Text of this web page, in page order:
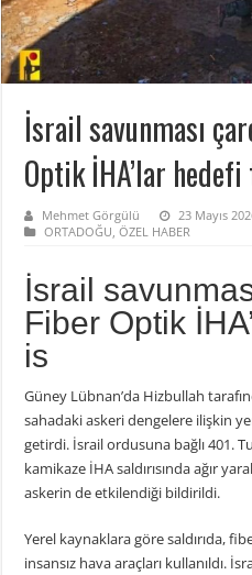
İsrail savunması
Optik İHA’lar
Mehmet Görgülü
23 Mayıs
ORTADOĞU,ÖZEL HABER
İsrail
Fiber Optik
is
Güney Lübnan’da Hizbullah
sahadaki askeri dengelere ilişkin
getirdi. İsrail ordusuna bağlı 401.
kamikaze İHA saldırısında ağır
askerin de etkilendiği bildirildi.
Yerel kaynaklara göre saldırıda,
insansız hava araçları kullanıldı.